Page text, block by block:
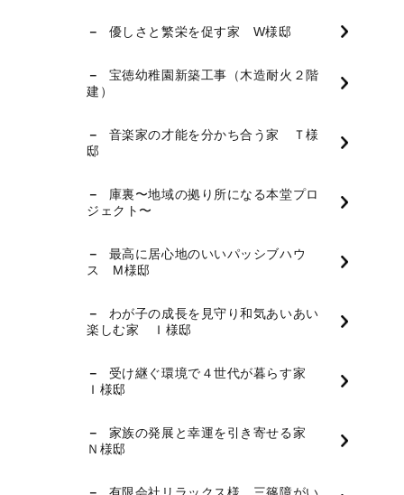
優しさと繁栄を促す家 W様邸
宝徳幼稚園新築工事（木造耐火２階
建）
音楽家の才能を分かち合う家 Ｔ様
邸
庫裏〜地域の拠り所になる本堂プロ
ジェクト〜
最高に居心地のいいパッシブハウ
ス M様邸
わが子の成長を見守り和気あいあい
楽しむ家 Ｉ様邸
受け継ぐ環境で４世代が暮らす家
Ｉ様邸
家族の発展と幸運を引き寄せる家
Ｎ様邸
有限会社リラックス様 三篠障がい